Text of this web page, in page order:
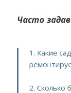
Часто
1. Какие
2. Сколько